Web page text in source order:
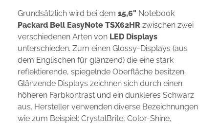
Grundsätzlich wird bei dem 15,6" Notebook
Packard Bell EasyNote TSX62HR zwischen zwei
verschiedenen Arten von LED Displays
unterschieden. Zum einen Glossy-Displays (aus
dem Englischen für glänzend) die eine stark
reflektierende, spiegelnde Oberfläche besitzen.
Glänzende Displays zeichnen sich durch einen
höheren Farbkontrast und ein dunkleres Schwarz
aus. Hersteller verwenden diverse Bezeichnungen
wie zum Beispiel: CrystalBrite, Color-Shine,